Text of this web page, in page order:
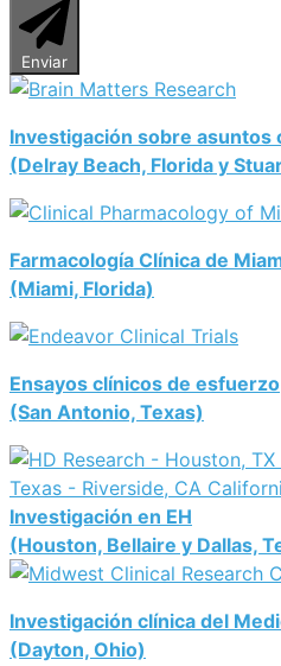
Enviar
Investigación sobre asuntos
(Delray Beach, Florida y
Farmacología Clínica de
(Miami, Florida)
Ensayos clínicos de esfuerzo
(San Antonio, Texas)
Investigación en EH
(Houston, Bellaire y Dallas,
Investigación clínica del
(Dayton, Ohio)